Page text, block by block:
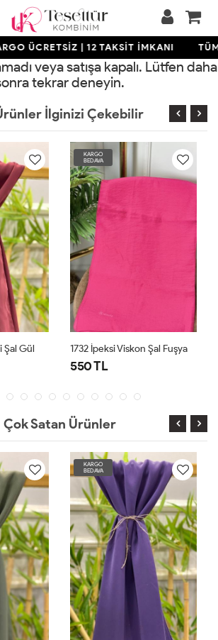
ÜCRETSİZ | 12 TAKSİT İMKANI
veya satışa kapalı. Lütfen daha
tekrar deneyin.
İlginizi Çekebilir
KARGO
BEDAVA
1732 İpeksi Viskon Şal Fuşya
KARGO
BEDAVA
1550
Çok Satan Ürünler
KARGO
BEDAVA